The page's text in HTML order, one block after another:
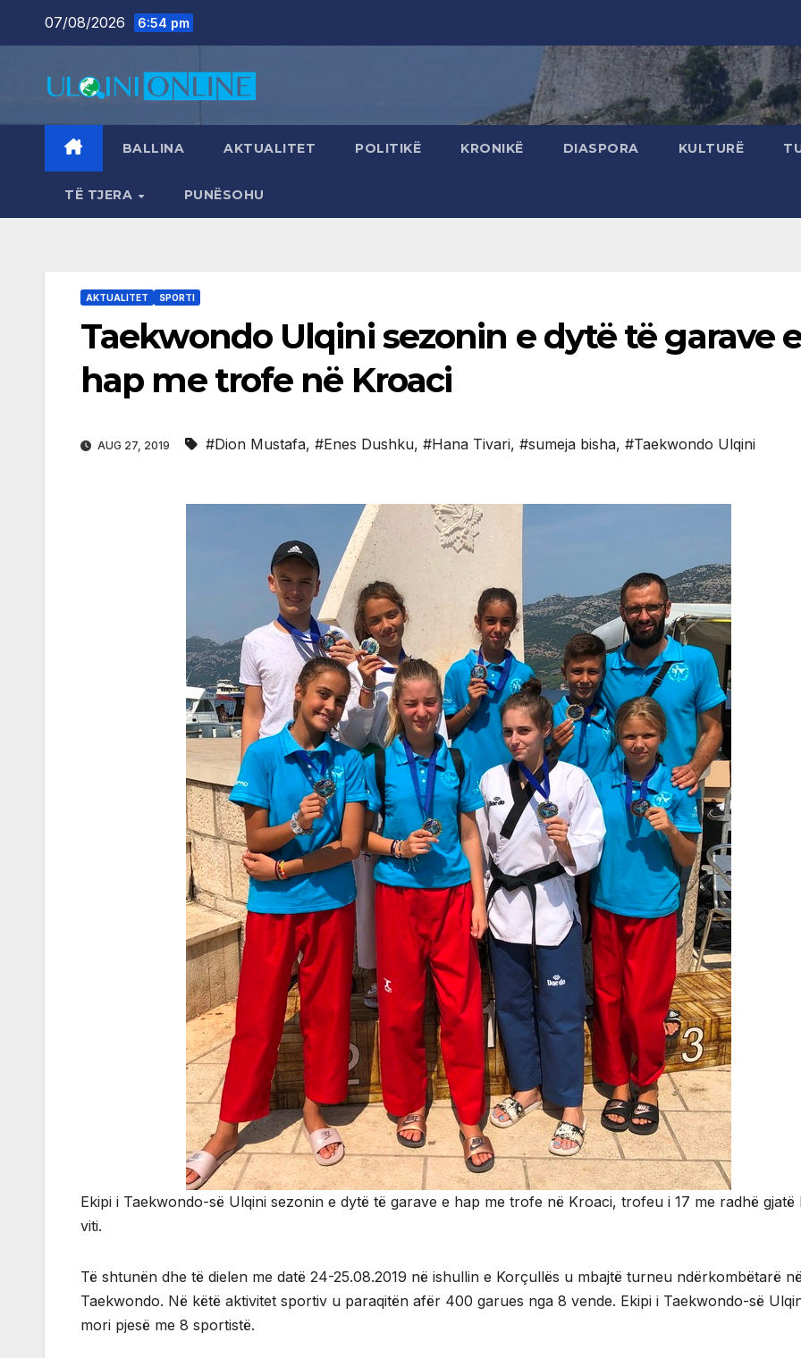
07/08/2026 6:54 pm
BALLINA AKTUALITET POLITIKË KRONIKË DIASPORA KULTURË
TË TJERA PUNËSOHU
AKTUALITET SPORTI
Taekwondo Ulqini sezonin e dytë të garave
hap me trofe në Kroaci
AUG 27, 2019 #Dion Mustafa, #Enes Dushku, #Hana Tivari, #sumeja bisha, #Taekwondo Ulqini
Ekipi i Taekwondo-së Ulqini sezonin e dytë të garave e hap me trofe në Kroaci, trofeu i 17 me radhë gjatë
viti.
Të shtunën dhe të dielen me datë 24-25.08.2019 në ishullin e Korçullës u mbajtë turneu ndërkombëtarë në
Taekwondo. Në këtë aktivitet sportiv u paraqitën afër 400 garues nga 8 vende. Ekipi i Taekwondo-së
mori pjesë me 8 sportistë.